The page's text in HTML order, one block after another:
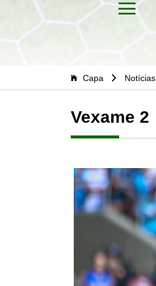
Capa Notícias
Vexame 2